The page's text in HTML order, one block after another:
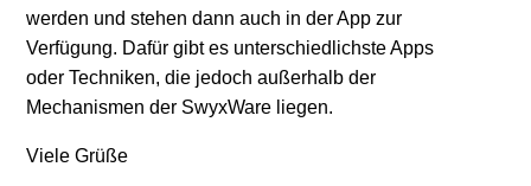
werden und stehen dann auch in der App zur
Verfügung. Dafür gibt es unterschiedlichste Apps
oder Techniken, die jedoch außerhalb der
Mechanismen der SwyxWare liegen.
Viele Grüße